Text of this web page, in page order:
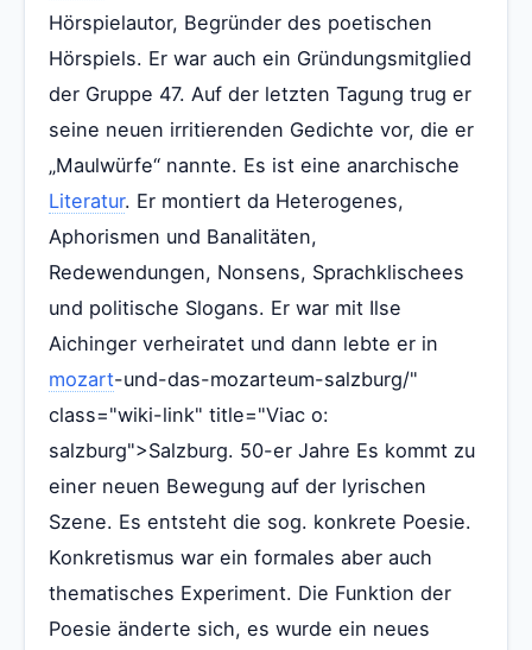
Hörspielautor, Begründer des poetischen
Hörspiels. Er war auch ein Gründungsmitglied
der Gruppe 47. Auf der letzten Tagung trug er
seine neuen irritierenden Gedichte vor, die er
„Maulwürfe“ nannte. Es ist eine anarchische
Literatur. Er montiert da Heterogenes,
Aphorismen und Banalitäten,
Redewendungen, Nonsens, Sprachklischees
und politische Slogans. Er war mit Ilse
Aichinger verheiratet und dann lebte er in
mozart-und-das-mozarteum-salzburg/"
class="wiki-link" title="Viac o:
salzburg">Salzburg. 50-er Jahre Es kommt zu
einer neuen Bewegung auf der lyrischen
Szene. Es entsteht die sog. konkrete Poesie.
Konkretismus war ein formales aber auch
thematisches Experiment. Die Funktion der
Poesie änderte sich, es wurde ein neues